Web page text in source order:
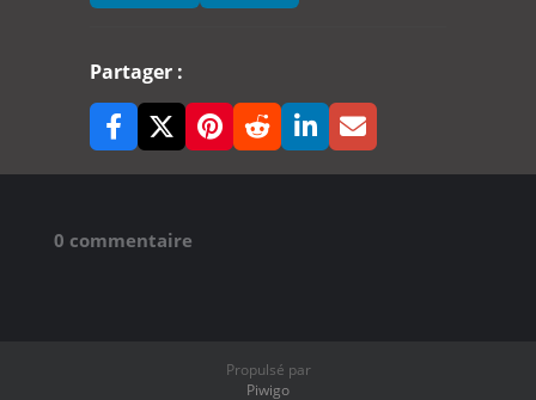
Partager :
0 commentaire
Propulsé par
Piwigo